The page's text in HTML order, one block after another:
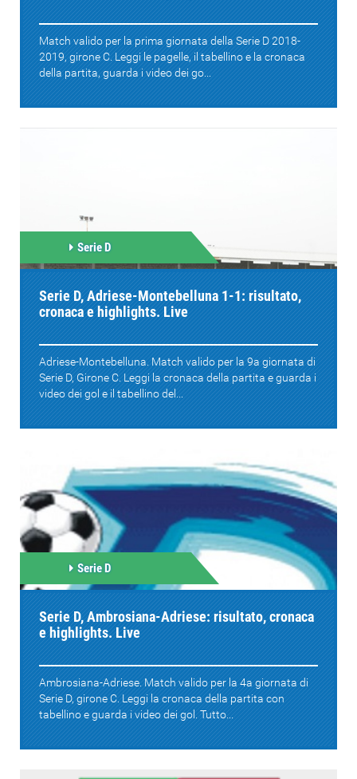
Match valido per la prima giornata della Serie D 2018-
2019, girone C. Leggi le pagelle, il tabellino e la cronaca
della partita, guarda i video dei go...
Serie D
Serie D, Adriese-Montebelluna 1-1: risultato,
cronaca e highlights. Live
Adriese-Montebelluna. Match valido per la 9a giornata di
Serie D, Girone C. Leggi la cronaca della partita e guarda i
video dei gol e il tabellino del...
Serie D
Serie D, Ambrosiana-Adriese: risultato, cronaca
e highlights. Live
Ambrosiana-Adriese. Match valido per la 4a giornata di
Serie D, girone C. Leggi la cronaca della partita con
tabellino e guarda i video dei gol. Tutto...